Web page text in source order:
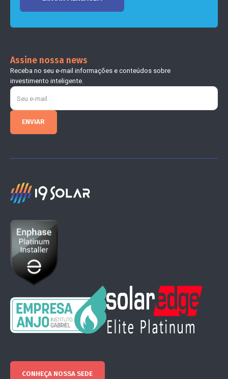
Assine nossa news
Receba no seu e-mail informações e conteúdos sobre
investimento inteligente.
CONHEÇA NOSSA SEDE